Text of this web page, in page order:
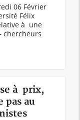
06 Février
Félix
à une
chercheurs
à prix,
pas au